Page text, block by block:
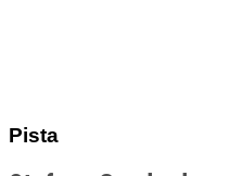
Pista